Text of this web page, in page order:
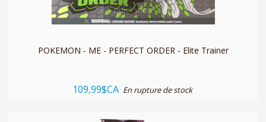
quickshop
POKEMON - ME - PERFECT ORDER - Elite Trainer
109,99$CA En rupture de stock